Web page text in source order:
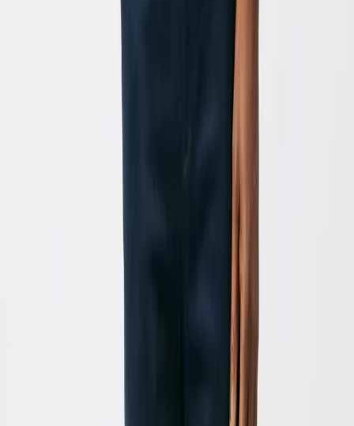
Estes modelos aplicam-se quando ativa a opção
'Base' oferece uma animação de qualidade. 'Pro'
proporciona movimentos mais complexos e detalhados.
'Ultra' é o nosso modelo mais avançado, gerando
animações com um realismo e fluidez excecionais, ideal
O custo da animação depende das suas configurações.
A geração base consome uma quantidade de créditos,
mas funcionalidades avançadas como 'Aplicar
vídeos de IA' (especialmente com os modelos Pro e
sempre exibido antes de gerar o vídeo.
Quanto tempo demora a gerar o meu vídeo animado?
O tempo de processamento é rápido, geralmente
demorando apenas alguns minutos. A duração pode